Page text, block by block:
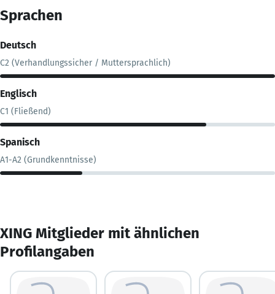
Sprachen
Deutsch
C2 (Verhandlungssicher / Muttersprachlich)
Englisch
C1 (Fließend)
Spanisch
A1-A2 (Grundkenntnisse)
XING Mitglieder mit ähnlichen
Profilangaben